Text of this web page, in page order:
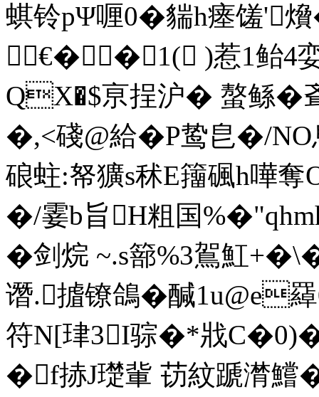
蜞铃pΨ喱 0�貒h瘗馐'
€��1( )惹1鲐4
QX�$亰挰沪� 螯鲧
�,<碊@給�P鸷皀
硠蛀:帑獷s秫E籒碸h嘩
�/霎b旨H粗国
�剑烷 ~.s篰%3鴐魟
谮.摣镣鴿�醎1u@e羄
符N[珒3I骔�*戕
�f捇J璴軰 苆紋蹏潸鱨